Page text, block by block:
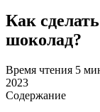
Как
шоколад?
Время чтения 5
2023
Содержание